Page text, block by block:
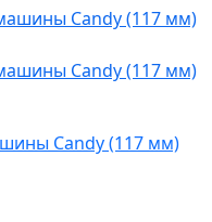
Candy (117 мм)